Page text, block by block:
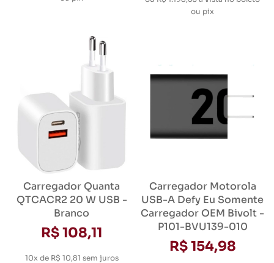
ou pix
Carregador Quanta
QTCACR2 20 W USB -
Branco
R$ 108,11
10x de R$ 10,81 sem juros
Carregador Motorola
USB-A Defy Eu Somente
Carregador OEM Bivolt -
P101-BVU139-010
R$ 154,98